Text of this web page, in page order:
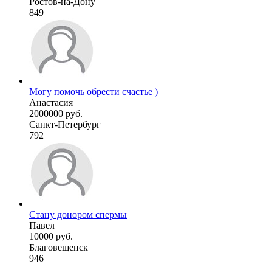
849
Могу помочь обрести счастье )
Анастасия
2000000 руб.
Санкт-Петербург
792
Стану донором спермы
Павел
10000 руб.
Благовещенск
946